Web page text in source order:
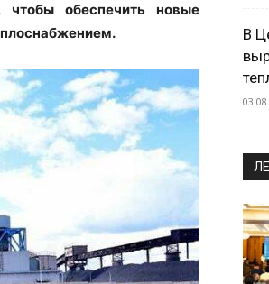
чтобы обеспечить новые
В